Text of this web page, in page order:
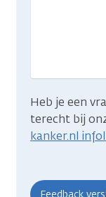
Heb je een
terecht bij
kanker.nl